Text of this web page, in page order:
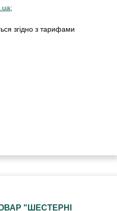
;
згідно з тарифами
"ШЕСТЕРНІ